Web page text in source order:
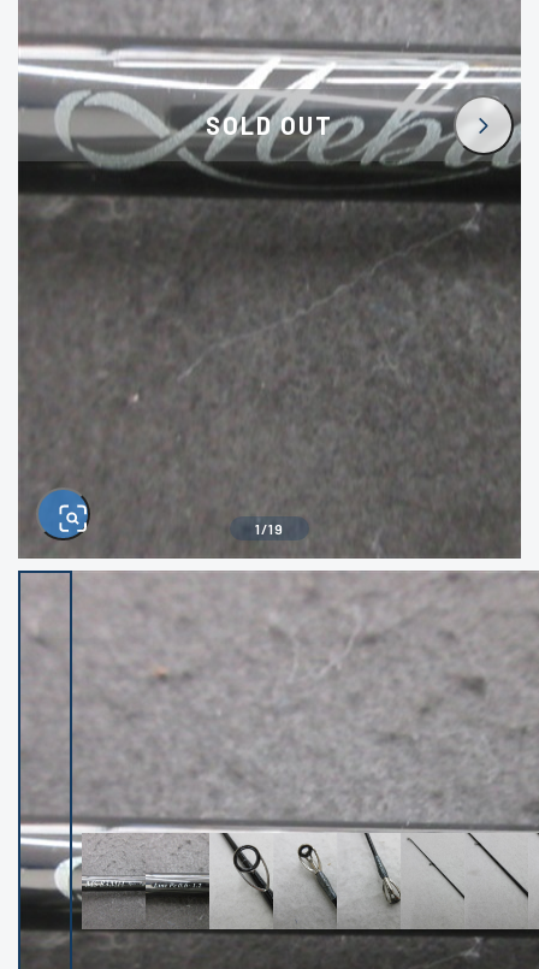
イシグロ豊田店
イシグロ豊橋向山店
イシグロ岐阜店
イシグロ高林店
イシグロ西尾店
イシグロ三河安城店
イシグロ岡崎若松店
イシグロ岡崎大樹寺店
イシグロ焼津店
イシグロ沼津店
イシグロ駿東柿田川店
イシグロ豊川店
イシグロ磐田店
イシグロ富士店
イシグロ御殿場店
イシグロ伊東店
ランク(102538)
SA(2966)
A (17341)
悪
かなり使用感があり、全体的
に目立つ傷が多い品
D
著しく状態が悪いが使用はで
きるもの、改造品も含む
※ルアー、エギ、雑品、その他につきましては
ランク表記はございません。 状態は写真にて
ご確認ください。
SOLD OUT
1/19